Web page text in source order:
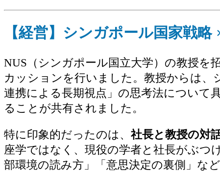
【経営】シンガポール国家戦
NUS（シンガポール国立大学）の教授を招
カッションを行いました。教授からは、
連携による長期視点」の思考法について
ることが共有されました。
特に印象的だったのは、 社長と教授の対
座学ではなく、現役の学者と社長がぶつ
部環境の読み方」「意思決定の裏側」な